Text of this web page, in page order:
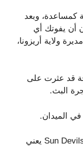
كمساعدة، وبعد
أن يفوتك أي
ولاية أريزونا،
قد عثرت على
البث.
في الميدان.
كان فوز فريق Longhorns 2-1 على Sun Devils يعني